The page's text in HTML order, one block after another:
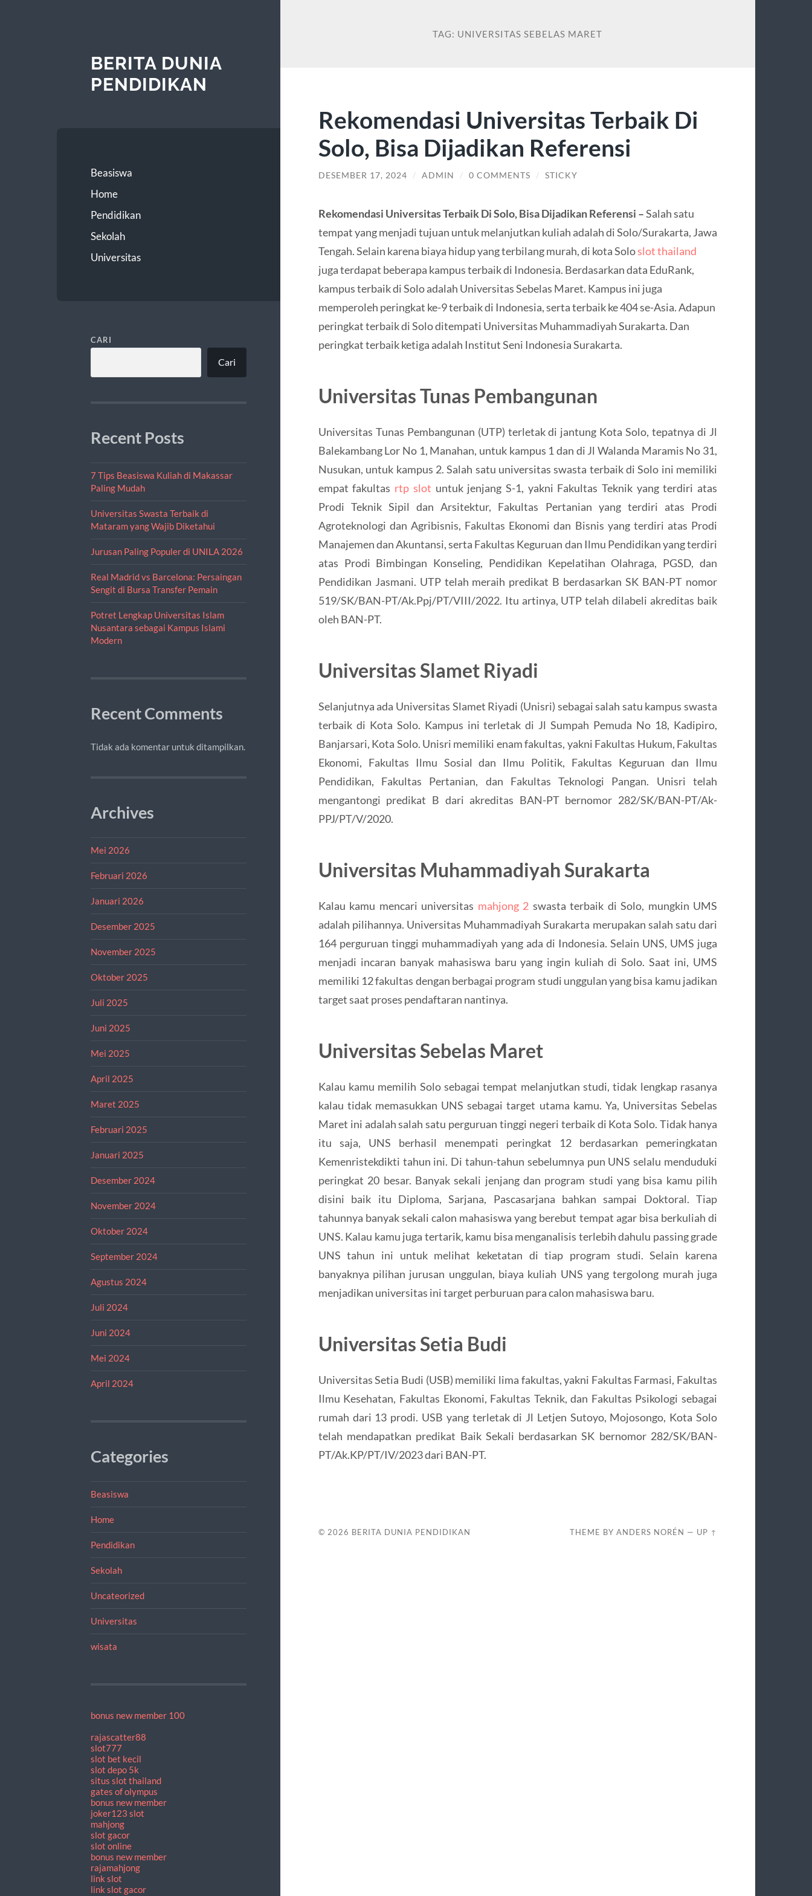
BERITA DUNIA
PENDIDIKAN
Beasiswa
Home
Pendidikan
Sekolah
Universitas
CARI
Cari
Recent Posts
7 Tips Beasiswa Kuliah di Makassar
Paling Mudah
Universitas Swasta Terbaik di
Mataram yang Wajib Diketahui
Jurusan Paling Populer di UNILA 2026
Real Madrid vs Barcelona: Persaingan
Sengit di Bursa Transfer Pemain
Potret Lengkap Universitas Islam
Nusantara sebagai Kampus Islami
Modern
Recent Comments
Tidak ada komentar untuk ditampilkan.
Archives
Mei 2026
Februari 2026
Januari 2026
Desember 2025
November 2025
Oktober 2025
Juli 2025
Juni 2025
Mei 2025
April 2025
Maret 2025
Februari 2025
Januari 2025
Desember 2024
November 2024
Oktober 2024
September 2024
Agustus 2024
Juli 2024
Juni 2024
Mei 2024
April 2024
Categories
Beasiswa
Home
Pendidikan
Sekolah
Uncateorized
Universitas
wisata
bonus new member 100
rajascatter88
slot777
slot bet kecil
slot depo 5k
situs slot thailand
gates of olympus
bonus new member
joker123 slot
mahjong
slot gacor
slot online
bonus new member
rajamahjong
link slot
link slot gacor
TAG: UNIVERSITAS SEBELAS MARET
Rekomendasi Universitas Terbaik Di
Solo, Bisa Dijadikan Referensi
DESEMBER 17, 2024 / ADMIN / 0 COMMENTS / STICKY
Rekomendasi Universitas Terbaik Di Solo, Bisa Dijadikan Referensi –Salah satu
tempat yang menjadi tujuan untuk melanjutkan kuliah adalah di Solo/Surakarta, Jawa
Tengah. Selain karena biaya hidup yang terbilang murah, di kota Soloslot thailand
juga terdapat beberapa kampus terbaik di Indonesia. Berdasarkan data EduRank,
kampus terbaik di Solo adalah Universitas Sebelas Maret. Kampus ini juga
memperoleh peringkat ke-9 terbaik di Indonesia, serta terbaik ke 404 se-Asia. Adapun
peringkat terbaik di Solo ditempati Universitas Muhammadiyah Surakarta. Dan
peringkat terbaik ketiga adalah Institut Seni Indonesia Surakarta.
Universitas Tunas Pembangunan
Universitas Tunas Pembangunan (UTP) terletak di jantung Kota Solo, tepatnya di Jl
Balekambang Lor No 1, Manahan, untuk kampus 1 dan di Jl Walanda Maramis No 31,
Nusukan, untuk kampus 2. Salah satu universitas swasta terbaik di Solo ini memiliki
empat fakultas rtp slot untuk jenjang S-1, yakni Fakultas Teknik yang terdiri atas
Prodi Teknik Sipil dan Arsitektur, Fakultas Pertanian yang terdiri atas Prodi
Agroteknologi dan Agribisnis, Fakultas Ekonomi dan Bisnis yang terdiri atas Prodi
Manajemen dan Akuntansi, serta Fakultas Keguruan dan Ilmu Pendidikan yang terdiri
atas Prodi Bimbingan Konseling, Pendidikan Kepelatihan Olahraga, PGSD, dan
Pendidikan Jasmani. UTP telah meraih predikat B berdasarkan SK BAN-PT nomor
519/SK/BAN-PT/Ak.Ppj/PT/VIII/2022. Itu artinya, UTP telah dilabeli akreditas baik
oleh BAN-PT.
Universitas Slamet Riyadi
Selanjutnya ada Universitas Slamet Riyadi (Unisri) sebagai salah satu kampus swasta
terbaik di Kota Solo. Kampus ini terletak di Jl Sumpah Pemuda No 18, Kadipiro,
Banjarsari, Kota Solo. Unisri memiliki enam fakultas, yakni Fakultas Hukum, Fakultas
Ekonomi, Fakultas Ilmu Sosial dan Ilmu Politik, Fakultas Keguruan dan Ilmu
Pendidikan, Fakultas Pertanian, dan Fakultas Teknologi Pangan. Unisri telah
mengantongi predikat B dari akreditas BAN-PT bernomor 282/SK/BAN-PT/Ak-
PPJ/PT/V/2020.
Universitas Muhammadiyah Surakarta
Kalau kamu mencari universitas mahjong 2 swasta terbaik di Solo, mungkin UMS
adalah pilihannya. Universitas Muhammadiyah Surakarta merupakan salah satu dari
164 perguruan tinggi muhammadiyah yang ada di Indonesia. Selain UNS, UMS juga
menjadi incaran banyak mahasiswa baru yang ingin kuliah di Solo. Saat ini, UMS
memiliki 12 fakultas dengan berbagai program studi unggulan yang bisa kamu jadikan
target saat proses pendaftaran nantinya.
Universitas Sebelas Maret
Kalau kamu memilih Solo sebagai tempat melanjutkan studi, tidak lengkap rasanya
kalau tidak memasukkan UNS sebagai target utama kamu. Ya, Universitas Sebelas
Maret ini adalah salah satu perguruan tinggi negeri terbaik di Kota Solo. Tidak hanya
itu saja, UNS berhasil menempati peringkat 12 berdasarkan pemeringkatan
Kemenristekdikti tahun ini. Di tahun-tahun sebelumnya pun UNS selalu menduduki
peringkat 20 besar. Banyak sekali jenjang dan program studi yang bisa kamu pilih
disini baik itu Diploma, Sarjana, Pascasarjana bahkan sampai Doktoral. Tiap
tahunnya banyak sekali calon mahasiswa yang berebut tempat agar bisa berkuliah di
UNS. Kalau kamu juga tertarik, kamu bisa menganalisis terlebih dahulu passing grade
UNS tahun ini untuk melihat keketatan di tiap program studi. Selain karena
banyaknya pilihan jurusan unggulan, biaya kuliah UNS yang tergolong murah juga
menjadikan universitas ini target perburuan para calon mahasiswa baru.
Universitas Setia Budi
Universitas Setia Budi (USB) memiliki lima fakultas, yakni Fakultas Farmasi, Fakultas
Ilmu Kesehatan, Fakultas Ekonomi, Fakultas Teknik, dan Fakultas Psikologi sebagai
rumah dari 13 prodi. USB yang terletak di Jl Letjen Sutoyo, Mojosongo, Kota Solo
telah mendapatkan predikat Baik Sekali berdasarkan SK bernomor 282/SK/BAN-
PT/Ak.KP/PT/IV/2023 dari BAN-PT.
© 2026 BERITA DUNIA PENDIDIKAN THEME BYANDERS NORÉN — UP ↑